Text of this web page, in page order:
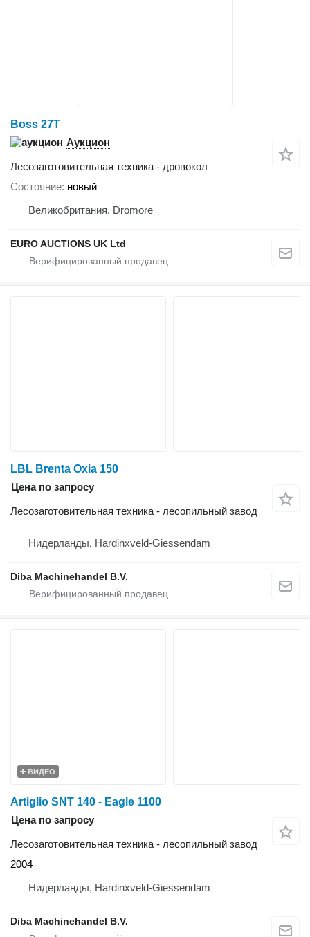
Boss 27T
Аукцион
Лесозаготовительная техника - дровокол
Состояние новый
Великобритания, Dromore
EURO AUCTIONS UK Ltd
LBL Brenta Oxia 150
Цена по запросу
Лесозаготовительная техника - лесопильный завод
Нидерланды, Hardinxveld-Giessendam
Diba Machinehandel B.V.
ВИДЕО
Artiglio SNT 140 - Eagle 1100
Цена по запросу
Лесозаготовительная техника - лесопильный завод
2004
Нидерланды, Hardinxveld-Giessendam
Diba Machinehandel B.V.